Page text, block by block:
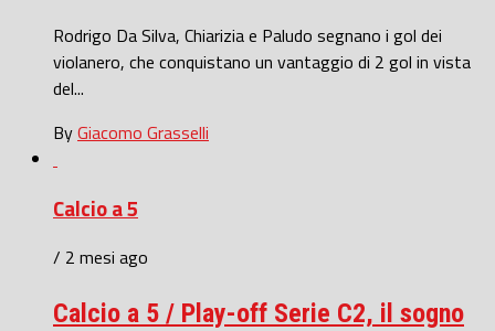
Rodrigo Da Silva, Chiarizia e Paludo segnano i gol dei
violanero, che conquistano un vantaggio di 2 gol in vista
del...
ByGiacomo Grasselli
Calcio a 5
/ 2 mesi ago
Calcio a 5 / Play-off Serie C2, il sogno